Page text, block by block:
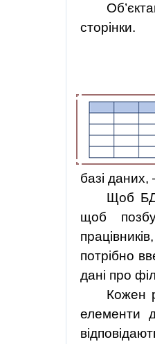
сторінки.
базі даних,
Щоб БД
щоб
потрібно
дані про
Кожен
елементи